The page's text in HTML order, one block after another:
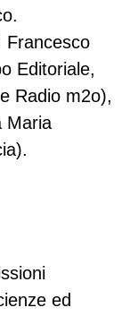
Francesco
Editoriale,
Radio m2o),
Maria
ed